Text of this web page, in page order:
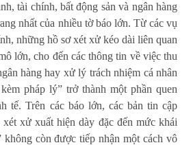
tài chính, bất động sản và ngân hàng
nhất của nhiều tờ báo lớn. Từ các vụ
những hồ sơ xét xử kéo dài liên quan
lớn, cho đến các thông tin về việc thu
hàng hay xử lý trách nhiệm cá nhân
pháp lý” trở thành một phần quen
tế. Trên các báo lớn, các bản tin cập
xử xuất hiện dày đặc đến mức khái
không còn được tiếp nhận một cách vô